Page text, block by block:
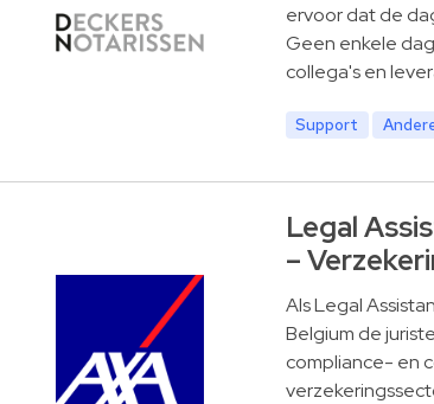
ervoor dat de
Geen enkele
collega's en
Support
Legal
–
Als Legal
Belgium de
compliance- en